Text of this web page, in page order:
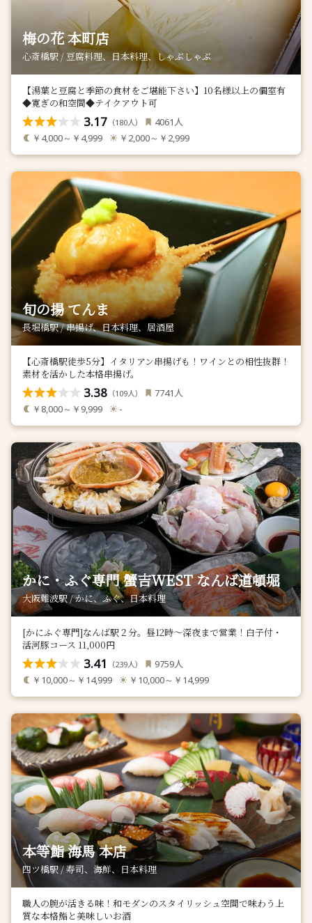
梅の花 本町店
心斎橋駅 / 豆腐料理、日本料理、しゃぶしゃぶ
【湯葉と豆腐と季節の食材をご堪能下さい】10名様以上の個室有
◆寛ぎの和空間◆テイクアウト可
3.17 （180人） 4061 人
￥4,000～￥4,999 ￥2,000～￥2,999
旬の揚 てんま
長堀橋駅 / 串揚げ、日本料理、居酒屋
【心斎橋駅徒歩5分】イタリアン串揚げも！ワインとの相性抜群！
素材を活かした本格串揚げ。
3.38 （109人） 7741 人
￥8,000～￥9,999 -
かに・ふぐ専門 蟹吉WEST なんば道頓堀
大阪難波駅 / かに、ふぐ、日本料理
[かにふぐ専門]なんば駅２分。昼12時～深夜まで営業！白子付・
活河豚コース 11,000円
3.41 （239人） 9759人
￥10,000～￥14,999 ￥10,000～￥14,999
本等鮨 海馬 本店
四ツ橋駅 / 寿司、海鮮、日本料理
職人の腕が活きる味！和モダンのスタイリッシュ空間で味わう上
質な本格鮨と美味しいお酒